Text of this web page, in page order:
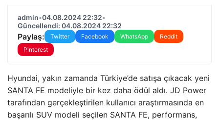
admin•04.08.2024 22:32•
Güncellendi: 04.08.2024 22:32
Paylaş: Twitter Facebook WhatsApp
Reddit
Pinterest
Hyundai, yakın zamanda Türkiye’de satışa çıkacak yeni
SANTA FE modeliyle bir kez daha ödül aldı. JD Power
tarafından gerçekleştirilen kullanıcı araştırmasında en
başarılı SUV modeli seçilen SANTA FE, performans,